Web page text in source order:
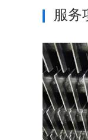
服务